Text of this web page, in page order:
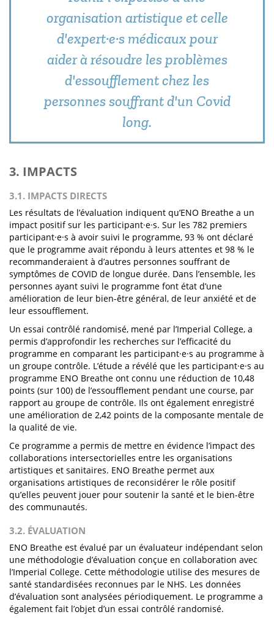
organisation artistique et celle
d'expert·e·s médicaux pour
aider à résoudre les problèmes
d'essoufflement chez les
personnes souffrant d'un Covid
long.
3. IMPACTS
3.1. IMPACTS DIRECTS
Les résultats de l’évaluation indiquent qu’ENO Breathe a un
impact positif sur les participant·e·s. Sur les 782 premiers
participant·e·s à avoir suivi le programme, 93 % ont déclaré
que le programme avait répondu à leurs attentes et 98 % le
recommanderaient à d’autres personnes souffrant de
symptômes de COVID de longue durée. Dans l’ensemble, les
personnes ayant suivi le programme font état d’une
amélioration de leur bien-être général, de leur anxiété et de
leur essoufflement.
Un essai contrôlé randomisé, mené par l’Imperial College, a
permis d’approfondir les recherches sur l’efficacité du
programme en comparant les participant·e·s au programme à
un groupe contrôle. L’étude a révélé que les participant·e·s au
programme ENO Breathe ont connu une réduction de 10,48
points (sur 100) de l’essoufflement pendant une course, par
rapport au groupe de contrôle. Ils ont également enregistré
une amélioration de 2,42 points de la composante mentale de
la qualité de vie.
Ce programme a permis de mettre en évidence l’impact des
collaborations intersectorielles entre les organisations
artistiques et sanitaires. ENO Breathe permet aux
organisations artistiques de reconsidérer le rôle positif
qu’elles peuvent jouer pour soutenir la santé et le bien-être
des communautés.
3.2. ÉVALUATION
ENO Breathe est évalué par un évaluateur indépendant selon
une méthodologie d’évaluation conçue en collaboration avec
l’Imperial College. Cette méthodologie utilise des mesures de
santé standardisées reconnues par le NHS. Les données
d’évaluation sont analysées périodiquement. Le programme a
également fait l’objet d’un essai contrôlé randomisé.